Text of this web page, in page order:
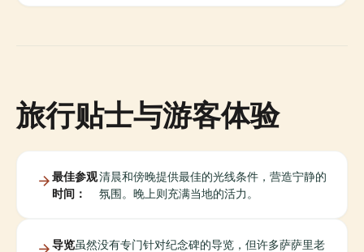
旅行贴士与游客体验
最佳参观
时间：
清晨和傍晚提供最佳的光线条件，营造宁静的
氛围。晚上则充满当地的活力。
导览虽然没有专门针对纪念碑的导览，但许多萨萨里老